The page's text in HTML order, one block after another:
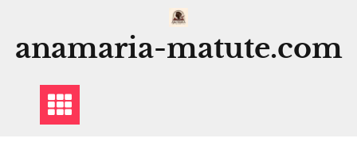
contenido
anamaria-matute.com